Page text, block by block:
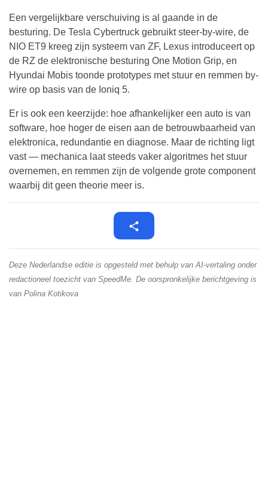
Een vergelijkbare verschuiving is al gaande in de
besturing. De Tesla Cybertruck gebruikt steer-by-wire, de
NIO ET9 kreeg zijn systeem van ZF, Lexus introduceert op
de RZ de elektronische besturing One Motion Grip, en
Hyundai Mobis toonde prototypes met stuur en remmen by-
wire op basis van de Ioniq 5.
Er is ook een keerzijde: hoe afhankelijker een auto is van
software, hoe hoger de eisen aan de betrouwbaarheid van
elektronica, redundantie en diagnose. Maar de richting ligt
vast — mechanica laat steeds vaker algoritmes het stuur
overnemen, en remmen zijn de volgende grote component
waarbij dit geen theorie meer is.
Deze Nederlandse editie is opgesteld met behulp van AI-vertaling onder
redactioneel toezicht van SpeedMe. De oorspronkelijke berichtgeving is
van Polina Kotikova